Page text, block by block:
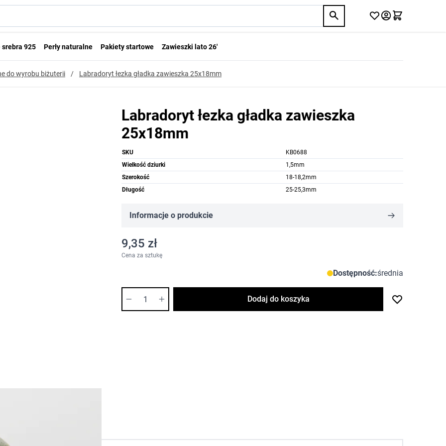
srebra 925 Perły naturalne Pakiety startowe Zawieszki lato 26'
do wyrobu biżuterii / Labradoryt łezka gładka zawieszka 25x18mm
Labradoryt łezka gładka zawieszka
25x18mm
SKU
KB0688
Wielkość dziurki
1,5mm
Szerokość
18-18,2mm
Długość
25-25,3mm
Informacje o produkcie
9,35 zł
Cena za sztukę
Dostępność:średnia
Dodaj do koszyka